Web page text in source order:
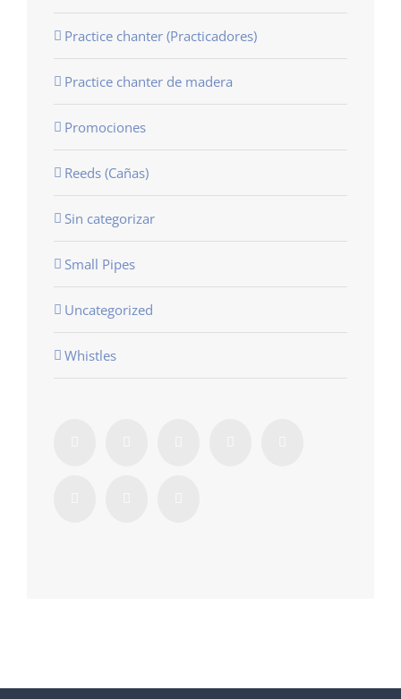
Practice chanter (Practicadores)
Practice chanter de madera
Promociones
Reeds (Cañas)
Sin categorizar
Small Pipes
Uncategorized
Whistles